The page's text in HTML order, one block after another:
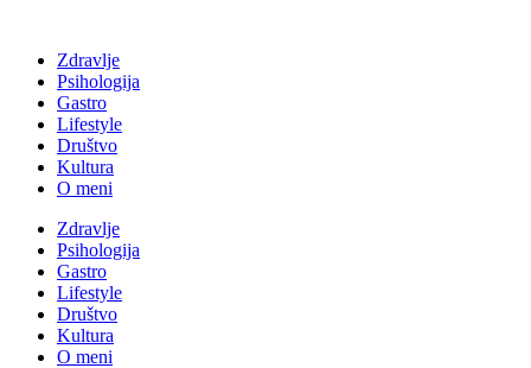
Zdravlje
Psihologija
Gastro
Lifestyle
Društvo
Kultura
O meni
Zdravlje
Psihologija
Gastro
Lifestyle
Društvo
Kultura
O meni